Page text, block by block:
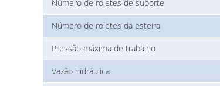
Número de roletes de suporte
Número de roletes da esteira
Pressão máxima de trabalho
Vazão hidráulica